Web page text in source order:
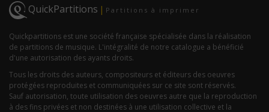
QuickPartitions | Partitions à imprimer
Quickpartitions est une société française spécialisée dans la réalisation
de partitions de musique. L'intégralité de notre catalogue a bénéficié
d'une autorisation des ayants droits.
Tous les droits des auteurs, compositeurs et éditeurs des oeuvres
protégées reproduites et communiquées sur ce site sont réservés.
Sauf autorisation, toute utilisation des oeuvres autre que la reproduction
à des fins privées et non destinées à une utilisation collective et la